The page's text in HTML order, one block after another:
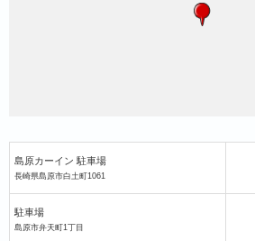
島原カーイン 駐車場
長崎県島原市白土町1061
駐車場
島原市弁天町1丁目